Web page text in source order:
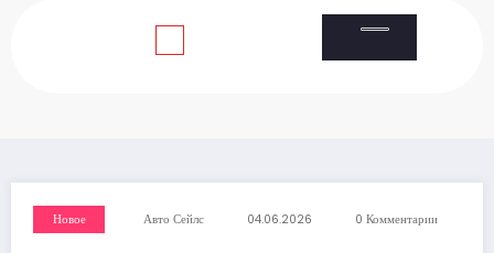
Авто из Азии: адаптация к российской зиме — проблема или
Новое Авто Сейлс 04.06.2026 0 Комментарии